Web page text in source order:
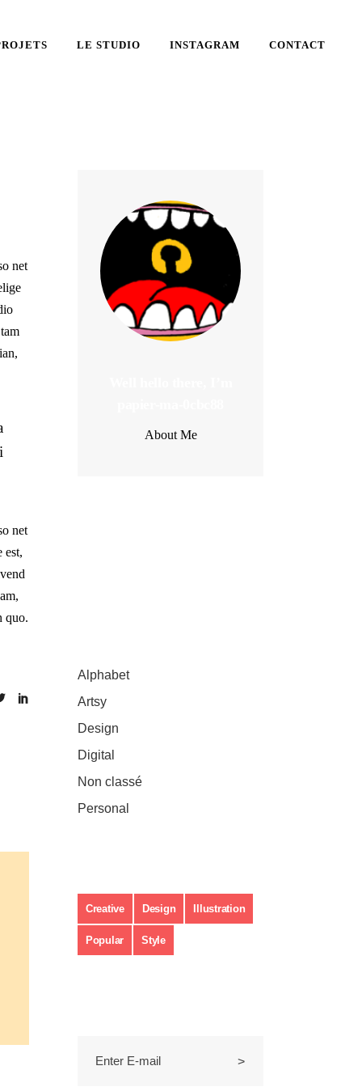
LE STUDIO INSTAGRAM CONTACT
net
net
est,
quo.
About Me
Alphabet(4)
Artsy
Design
Digital
Non classé
Personal
Creative Design Illustration
Popular Style